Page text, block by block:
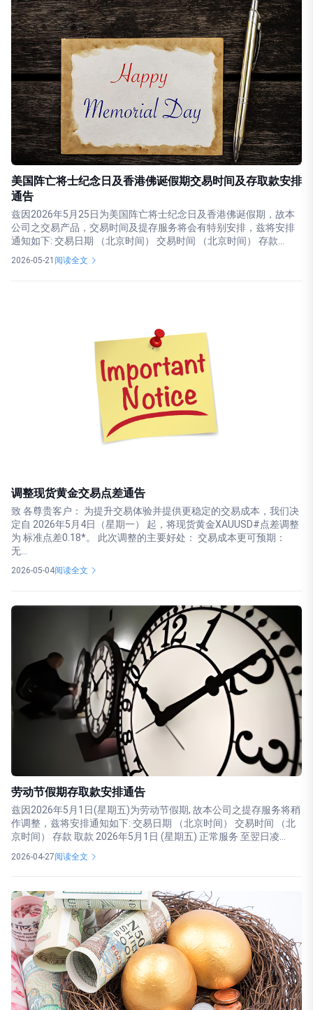
美国阵亡将士纪念日及香港佛诞假期交易时间及存取款安排
通告
兹因2026年5月25日为美国阵亡将士纪念日及香港佛诞假期，故本
公司之交易产品，交易时间及提存服务将会有特别安排，兹将安排
通知如下: 交易日期 （北京时间） 交易时间 （北京时间） 存款...
2026-05-21 阅读全文
调整现货黄金交易点差通告
致 各尊贵客户： 为提升交易体验并提供更稳定的交易成本，我们决
定自 2026年5月4日（星期一） 起，将现货黄金XAUUSD#点差调整
为 标准点差0.18*。 此次调整的主要好处： 交易成本更可预期：
无...
2026-05-04阅读全文
劳动节假期存取款安排通告
兹因2026年5月1日(星期五)为劳动节假期, 故本公司之提存服务将稍
作调整，兹将安排通知如下: 交易日期 （北京时间） 交易时间 （北
京时间） 存款 取款 2026年5月1日 (星期五) 正常服务 至翌日凌...
2026-04-27阅读全文